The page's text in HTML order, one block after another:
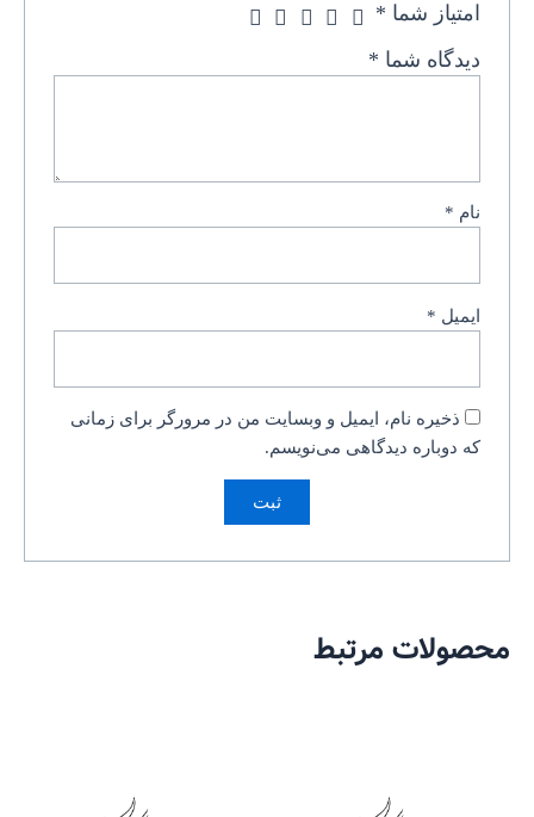
امتیاز شما *
دیدگاه شما *
نام *
ایمیل *
ذخیره نام، ایمیل و وبسایت من در مرورگر برای زمانی
که دوباره دیدگاهی می‌نویسم.
محصولات مرتبط